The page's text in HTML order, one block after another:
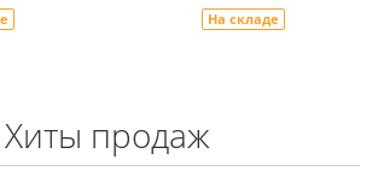
На складе
Хиты продаж